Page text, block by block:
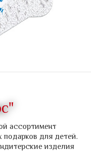
ассортимент
подарков для детей.
изделия